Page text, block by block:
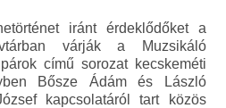
iránt érdeklődőket a
várják a Muzsikáló
című sorozat kecskeméti
Bősze Ádám és László
kapcsolatáról tart közös